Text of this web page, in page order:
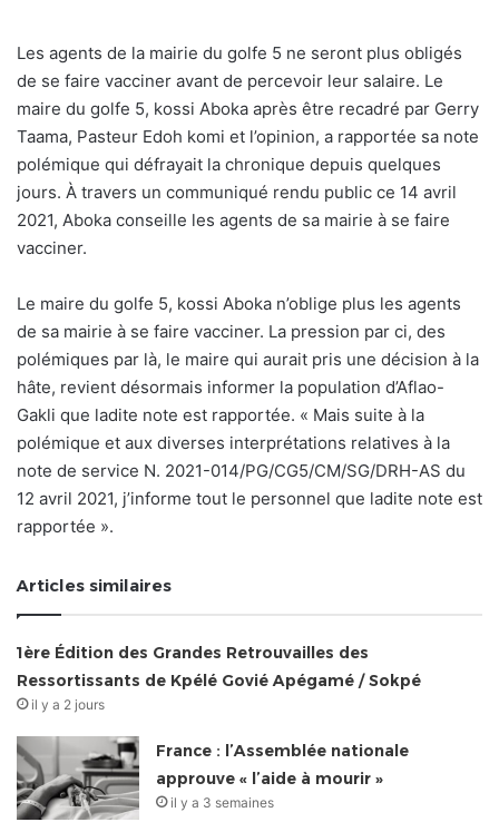
Les agents de la mairie du golfe 5 ne seront plus obligés
de se faire vacciner avant de percevoir leur salaire. Le
maire du golfe 5, kossi Aboka après être recadré par Gerry
Taama, Pasteur Edoh komi et l’opinion, a rapportée sa note
polémique qui défrayait la chronique depuis quelques
jours. À travers un communiqué rendu public ce 14 avril
2021, Aboka conseille les agents de sa mairie à se faire
vacciner.
Le maire du golfe 5, kossi Aboka n’oblige plus les agents
de sa mairie à se faire vacciner. La pression par ci, des
polémiques par là, le maire qui aurait pris une décision à la
hâte, revient désormais informer la population d’Aflao-
Gakli que ladite note est rapportée. « Mais suite à la
polémique et aux diverses interprétations relatives à la
note de service N. 2021-014/PG/CG5/CM/SG/DRH-AS du
12 avril 2021, j’informe tout le personnel que ladite note est
rapportée ».
Articles similaires
1ère Édition des Grandes Retrouvailles des
Ressortissants de Kpélé Govié Apégamé / Sokpé
il y a 2 jours
France : l’Assemblée nationale
approuve « l’aide à mourir »
il y a 3 semaines